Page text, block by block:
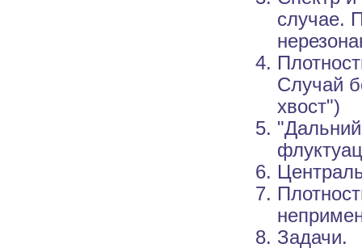
случае.
Случай
хвост")
Задачи.